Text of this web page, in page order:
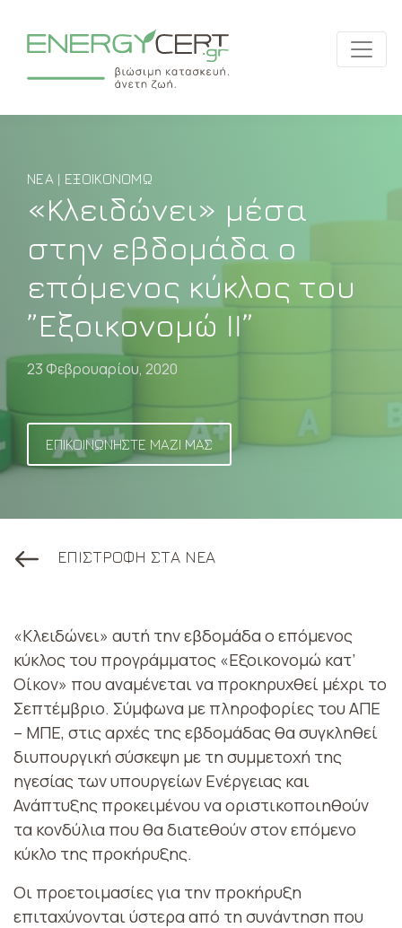
ΝΈΑ | ΕΞΟΙΚΟΝΟΜΏ
«Κλειδώνει» μέσα
στην εβδομάδα ο
επόμενος κύκλος του
”Εξοικονομώ II”
23 Φεβρουαρίου, 2020
ΕΠΙΚΟΙΝΩΝΗΣΤΕ ΜΑΖΙ ΜΑΣ
ΕΠΙΣΤΡΟΦΗ ΣΤΑ ΝΕΑ
«Κλειδώνει» αυτή την εβδομάδα ο επόμενος
κύκλος του προγράμματος «Εξοικονομώ κατ’
Οίκον» που αναμένεται να προκηρυχθεί μέχρι το
Σεπτέμβριο. Σύμφωνα με πληροφορίες του ΑΠE
– ΜΠΕ, στις αρχές της εβδομάδας θα συγκληθεί
διυπουργική σύσκεψη με τη συμμετοχή της
ηγεσίας των υπουργείων Ενέργειας και
Ανάπτυξης προκειμένου να οριστικοποιηθούν
τα κονδύλια που θα διατεθούν στον επόμενο
κύκλο της προκήρυξης.
Οι προετοιμασίες για την προκήρυξη
επιταχύνονται ύστερα από τη συνάντηση που